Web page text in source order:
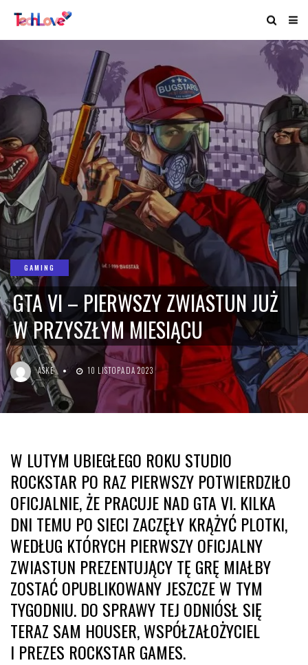
GAMING
GTA VI – PIERWSZY ZWIASTUN JUŻ
W PRZYSZŁYM MIESIĄCU
ASKE 10 LISTOPADA 2023
W LUTYM UBIEGŁEGO ROKU STUDIO
ROCKSTAR PO RAZ PIERWSZY POTWIERDZIŁO
OFICJALNIE, ŻE PRACUJE NAD GTA VI. KILKA
DNI TEMU PO SIECI ZACZĘŁY KRĄŻYĆ PLOTKI,
WEDŁUG KTÓRYCH PIERWSZY OFICJALNY
ZWIASTUN PREZENTUJĄCY TĘ GRĘ MIAŁBY
ZOSTAĆ OPUBLIKOWANY JESZCZE W TYM
TYGODNIU. DO SPRAWY TEJ ODNIÓSŁ SIĘ
TERAZ SAM HOUSER, WSPÓŁZAŁOŻYCIEL
I PREZES ROCKSTAR GAMES.